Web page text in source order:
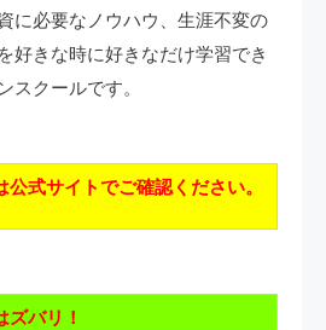
に必要なノウハウ、生涯不変の
好きな時に好きなだけ学習でき
スクールです。
公式サイトでご確認ください。
バリ！